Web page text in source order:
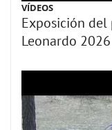
VÍDEOS
Exposición del
Leonardo 2026